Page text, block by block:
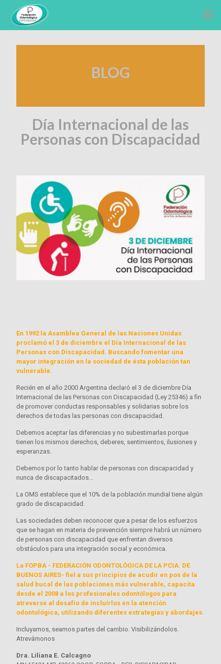
BLOG
Día Internacional de las
Personas con Discapacidad
En 1992 la Asamblea General de las Naciones Unidas
proclamó el 3 de diciembre el Día Internacional de las
Personas con Discapacidad. Buscando fomentar una
mayor integración en la sociedad de ésta población tan
vulnerable.
Recién en el año 2000 Argentina declaró el 3 de diciembre Día
Internacional de las Personas con Discapacidad (Ley 25346) a fin
de promover conductas responsables y solidarias sobre los
derechos de todas las personas con discapacidad.
Debemos aceptar las diferencias y no subestimarlas porque
tienen los mismos derechos, deberes, sentimientos, ilusiones y
esperanzas.
Debemos por lo tanto hablar de personas con discapacidad y
nunca de discapacitados...
La OMS establece que el 10% de la población mundial tiene algún
grado de discapacidad.
Las sociedades deben reconocer que a pesar de los esfuerzos
que se hagan en materia de prevención siempre habrá un número
de personas con discapacidad que enfrentan diversos
obstáculos para una integración social y económica.
La FOPBA - FEDERACIÓN ODONTOLÓGICA DE LA PCIA. DE
BUENOS AIRES- fiel a sus principios de acudir en pos de la
salud bucal de las poblaciones más vulnerable, capacita
desde el 2008 a los profesionales odontólogos para
atreverse al desafío de incluírlos en la atención
odontológica, utilizando diferentes estrategias y abordajes.
Incluyamos, seamos partes del cambio. Visibilizándolos.
Atrevámonos
Dra. Liliana E. Calcagno